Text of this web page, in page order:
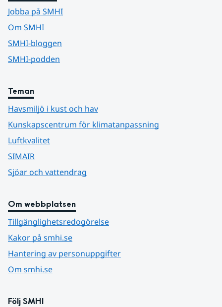
Jobba på SMHI
Om SMHI
SMHI-bloggen
SMHI-podden
Teman
Havsmiljö i kust och hav
Kunskapscentrum för klimatanpassning
Luftkvalitet
SIMAIR
Sjöar och vattendrag
Om webbplatsen
Tillgänglighetsredogörelse
Kakor på smhi.se
Hantering av personuppgifter
Om smhi.se
Följ SMHI